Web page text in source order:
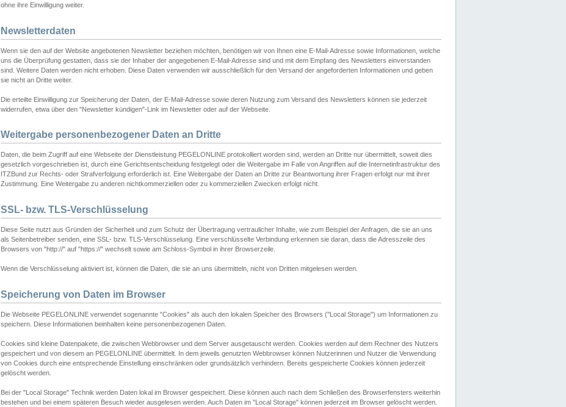
ohne ihre Einwilligung weiter.
Newsletterdaten
Wenn sie den auf der Website angebotenen Newsletter beziehen möchten, benötigen wir von Ihnen eine E-Mail-Adresse sowie Informationen, welche
uns die Überprüfung gestatten, dass sie der Inhaber der angegebenen E-Mail-Adresse sind und mit dem Empfang des Newsletters einverstanden
sind. Weitere Daten werden nicht erhoben. Diese Daten verwenden wir ausschließlich für den Versand der angeforderten Informationen und geben
sie nicht an Dritte weiter.
Die erteilte Einwilligung zur Speicherung der Daten, der E-Mail-Adresse sowie deren Nutzung zum Versand des Newsletters können sie jederzeit
widerrufen, etwa über den "Newsletter kündigen"-Link im Newsletter oder auf der Webseite.
Weitergabe personenbezogener Daten an Dritte
Daten, die beim Zugriff auf eine Webseite der Dienstleistung PEGELONLINE protokolliert worden sind, werden an Dritte nur übermittelt, soweit dies
gesetzlich vorgeschrieben ist, durch eine Gerichtsentscheidung festgelegt oder die Weitergabe im Falle von Angriffen auf die Internetinfrastruktur des
ITZBund zur Rechts- oder Strafverfolgung erforderlich ist. Eine Weitergabe der Daten an Dritte zur Beantwortung ihrer Fragen erfolgt nur mit ihrer
Zustimmung. Eine Weitergabe zu anderen nichtkommerziellen oder zu kommerziellen Zwecken erfolgt nicht.
SSL- bzw. TLS-Verschlüsselung
Diese Seite nutzt aus Gründen der Sicherheit und zum Schutz der Übertragung vertraulicher Inhalte, wie zum Beispiel der Anfragen, die sie an uns
als Seitenbetreiber senden, eine SSL- bzw. TLS-Verschlüsselung. Eine verschlüsselte Verbindung erkennen sie daran, dass die Adresszeile des
Browsers von "http://" auf "https://" wechselt sowie am Schloss-Symbol in ihrer Browserzeile.
Wenn die Verschlüsselung aktiviert ist, können die Daten, die sie an uns übermitteln, nicht von Dritten mitgelesen werden.
Speicherung von Daten im Browser
Die Webseite PEGELONLINE verwendet sogenannte "Cookies" als auch den lokalen Speicher des Browsers ("Local Storage") um Informationen zu
speichern. Diese Informationen beinhalten keine personenbezogenen Daten.
Cookies sind kleine Datenpakete, die zwischen Webbrowser und dem Server ausgetauscht werden. Cookies werden auf dem Rechner des Nutzers
gespeichert und von diesem an PEGELONLINE übermittelt. In dem jeweils genutzten Webbrowser können Nutzerinnen und Nutzer die Verwendung
von Cookies durch eine entsprechende Einstellung einschränken oder grundsätzlich verhindern. Bereits gespeicherte Cookies können jederzeit
gelöscht werden.
Bei der "Local Storage" Technik werden Daten lokal im Browser gespeichert. Diese können auch nach dem Schließen des Browserfensters weiterhin
bestehen und bei einem späteren Besuch wieder ausgelesen werden. Auch Daten im "Local Storage" können jederzeit im Browser gelöscht werden.